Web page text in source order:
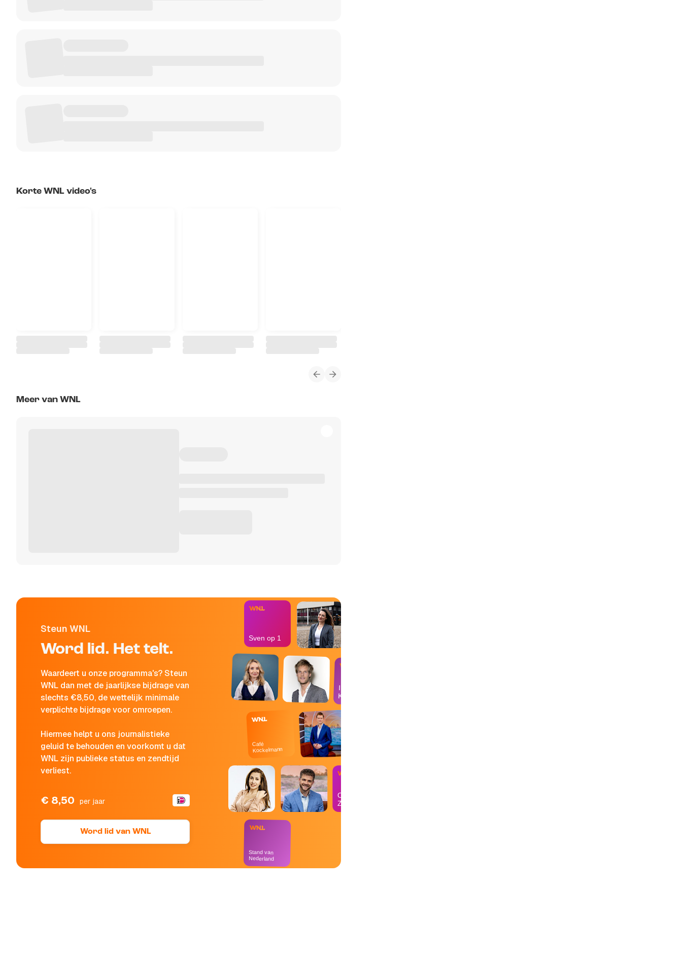
Korte WNL video's
Meer van WNL
Steun WNL
Word lid. Het telt.
Waardeert u onze programma's? Steun
WNL dan met de jaarlijkse bijdrage van
slechts €8,50, de wettelijk minimale
verplichte bijdrage voor omroepen.
Hiermee helpt u ons journalistieke
geluid te behouden en voorkomt u dat
WNL zijn publieke status en zendtijd
verliest.
€ 8,50 per jaar
Word lid van WNL
Stand van
Nederland
Op
Zondag
Café
Kockelmann
In de
Kantine
Sven op 1